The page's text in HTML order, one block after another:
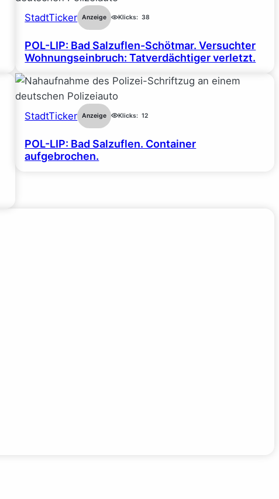
StadtTicker Anzeige Klicks: 38
POL-LIP: Bad Salzuflen-Schötmar. Versuchter
Wohnungseinbruch: Tatverdächtiger verletzt.
StadtTicker Anzeige Klicks: 12
POL-LIP: Bad Salzuflen. Container
aufgebrochen.